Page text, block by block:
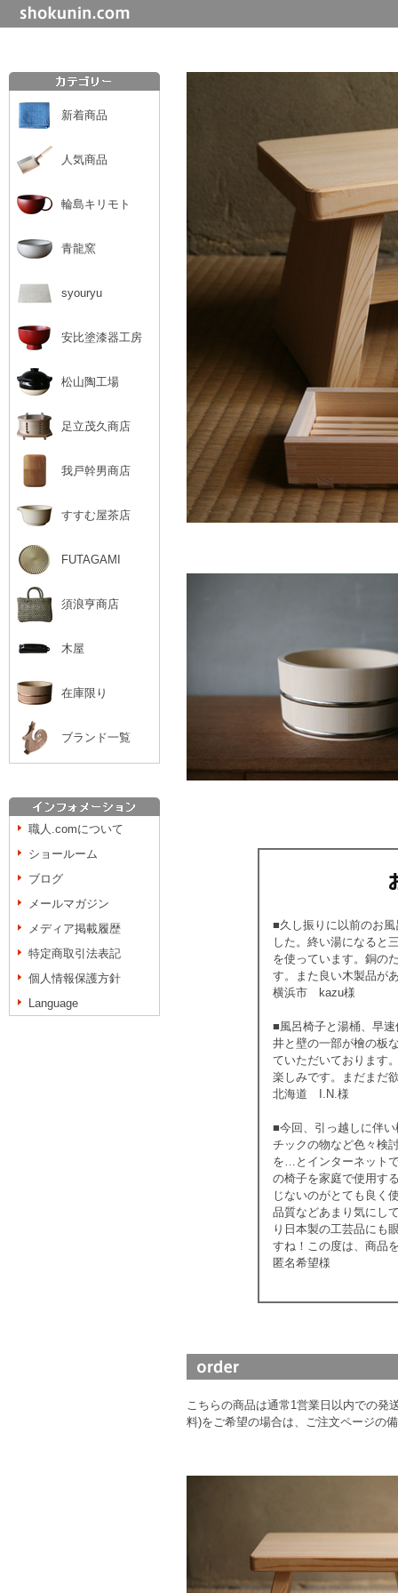
新着商品
人気商品
輪島キリモト
青龍窯
syouryu
安比塗漆器工房
松山陶工場
足立茂久商店
我戸幹男商店
すすむ屋茶店
FUTAGAMI
須浪亨商店
木屋
在庫限り
ブランド一覧
職人.comについて
ショールーム
ブログ
メールマガジン
メディア掲載履歴
特定商取引法表記
個人情報保護方針
Language
■久し振りに以前のお
した。終い湯になると
を使っています。銅の
す。また良い木製品が
横浜市 kazu様
■風呂椅子と湯桶、早
井と壁の一部が檜の板
ていただいております
楽しみです。まだまだ
北海道 I.N.様
■今回、引っ越しに伴
チックの物など色々検
を…とインターネット
の椅子を家庭で使用す
じないのがとても良く
品質などあまり気にし
り日本製の工芸品にも
すね！この度は、商品
匿名希望様
こちらの商品は通常1営業日以内での発
料)をご希望の場合は、ご注文ページの